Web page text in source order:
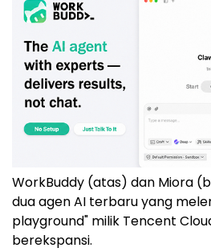
WorkBuddy (atas) dan Miora
dua agen AI terbaru yang
playground" milik Tencent
berekspansi.